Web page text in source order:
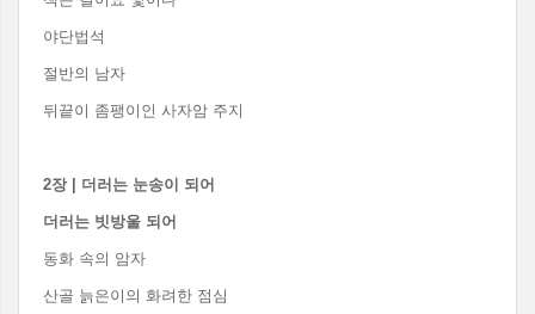
야단법석
절반의 남자
뒤끝이 좀팽이인 사자암 주지
2장 더러는 눈송이 되어
더러는 빗방울 되어
동화 속의 암자
산골 늙은이의 화려한 점심